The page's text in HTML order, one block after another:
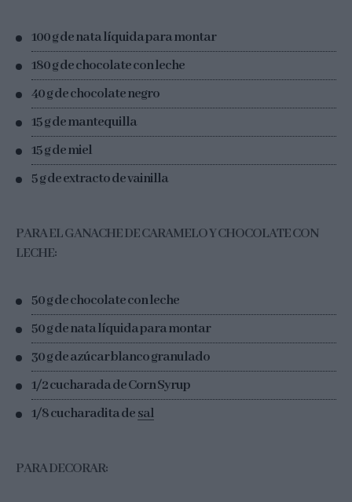
100 g de nata líquida para montar
180 g de chocolate con leche
40 g de chocolate negro
15 g de mantequilla
15 g de miel
5 g de extracto de vainilla
PARA EL GANACHE DE CARAMELO Y CHOCOLATE CON
LECHE:
50 g de chocolate con leche
50 g de nata líquida para montar
30 g de azúcar blanco granulado
1/2 cucharada de Corn Syrup
1/8 cucharadita desal
PARA DECORAR: